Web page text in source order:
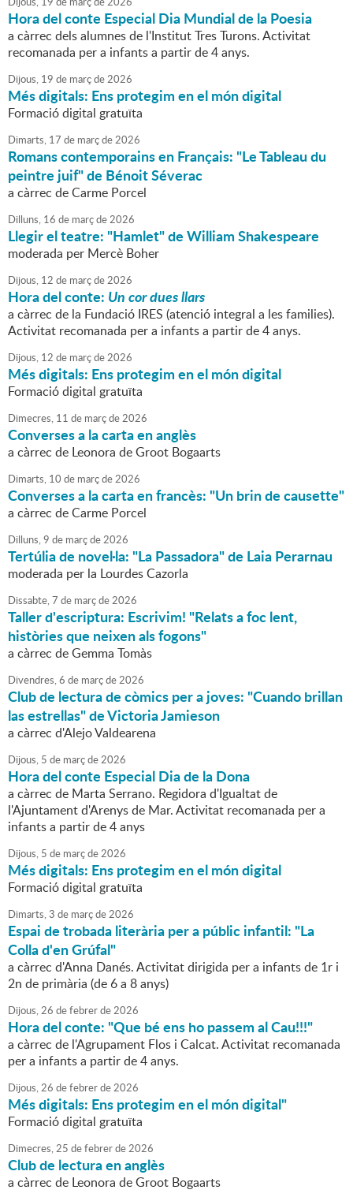
Hora del conte Especial Dia Mundial de la Poesia
a càrrec dels alumnes de l'Institut Tres Turons. Activitat
recomanada per a infants a partir de 4 anys.
Dijous, 19 de marçde2026
Més digitals: Ens protegim en el món digital
Formació digital gratuïta
Dimarts, 17 de marçde2026
Romans contemporains en Français: "Le Tableau du
peintre juif" de Bénoit Séverac
a càrrec de Carme Porcel
Dilluns, 16 de marçde2026
Llegir el teatre: "Hamlet" de William Shakespeare
moderada per Mercè Boher
Dijous, 12 de marçde2026
Hora del conte: Un cor dues llars
a càrrec de la Fundació IRES (atenció integral a les families).
Activitat recomanada per a infants a partir de 4 anys.
Dijous, 12 de marçde2026
Més digitals: Ens protegim en el món digital
Formació digital gratuïta
Dimecres, 11 de marçde2026
Converses a la carta en anglès
a càrrec de Leonora de Groot Bogaarts
Dimarts, 10 de marçde2026
Converses a la carta en francès: "Un brin de causette"
a càrrec de Carme Porcel
Dilluns,9 de marçde2026
Tertúlia de novel·la: "La Passadora" de Laia Perarnau
moderada per la Lourdes Cazorla
Dissabte,7 de marçde2026
Taller d'escriptura: Escrivim! "Relats a foc lent,
històries que neixen als fogons"
a càrrec de Gemma Tomàs
Divendres,6 de marçde2026
Club de lectura de còmics per a joves: "Cuando brillan
las estrellas" de Victoria Jamieson
a càrrec d'Alejo Valdearena
Dijous, 5 de marçde2026
Hora del conte Especial Dia de la Dona
a càrrec de Marta Serrano. Regidora d'Igualtat de
l'Ajuntament d'Arenys de Mar. Activitat recomanada per a
infants a partir de 4 anys
Dijous, 5 de marçde2026
Més digitals: Ens protegim en el món digital
Formació digital gratuïta
Dimarts,3 de marçde2026
Espai de trobada literària per a públic infantil: "La
Colla d'en Grúfal"
a càrrec d'Anna Danés. Activitat dirigida per a infants de 1r i
2n de primària (de 6 a 8 anys)
Dijous,26 defebrerde2026
Hora del conte: "Que bé ens ho passem al Cau!!!"
a càrrec de l'Agrupament Flos i Calcat. Activitat recomanada
per a infants a partir de 4 anys.
Dijous,26 defebrerde2026
Més digitals: Ens protegim en el món digital"
Formació digital gratuïta
Dimecres,25 defebrerde2026
Club de lectura en anglès
a càrrec de Leonora de Groot Bogaarts